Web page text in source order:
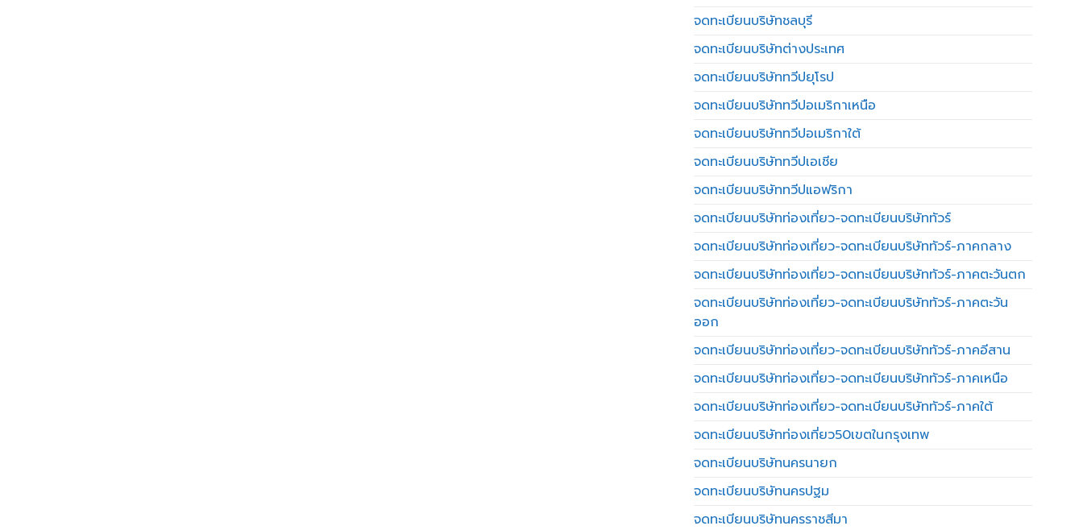
จดทะเบียนบริษัทชลบุรี
จดทะเบียนบริษัทต่างประเทศ
จดทะเบียนบริษัททวีปยุโรป
จดทะเบียนบริษัททวีปอเมริกาเหนือ
จดทะเบียนบริษัททวีปอเมริกาใต้
จดทะเบียนบริษัททวีปเอเชีย
จดทะเบียนบริษัททวีปแอฟริกา
จดทะเบียนบริษัทท่องเที่ยว-จดทะเบียนบริษัททัวร์
จดทะเบียนบริษัทท่องเที่ยว-จดทะเบียนบริษัททัวร์-ภาคกลาง
จดทะเบียนบริษัทท่องเที่ยว-จดทะเบียนบริษัททัวร์-ภาคตะวันตก
จดทะเบียนบริษัทท่องเที่ยว-จดทะเบียนบริษัททัวร์-ภาคตะวัน
ออก
จดทะเบียนบริษัทท่องเที่ยว-จดทะเบียนบริษัททัวร์-ภาคอีสาน
จดทะเบียนบริษัทท่องเที่ยว-จดทะเบียนบริษัททัวร์-ภาคเหนือ
จดทะเบียนบริษัทท่องเที่ยว-จดทะเบียนบริษัททัวร์-ภาคใต้
จดทะเบียนบริษัทท่องเที่ยว50เขตในกรุงเทพ
จดทะเบียนบริษัทนครนายก
จดทะเบียนบริษัทนครปฐม
จดทะเบียนบริษัทนครราชสีมา